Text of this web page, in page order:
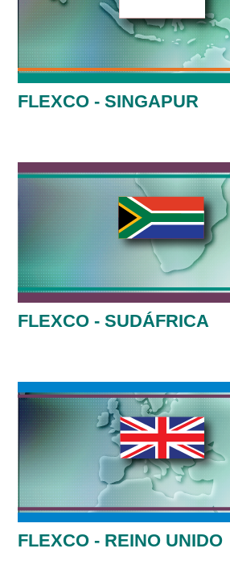
FLEXCO - SINGAPUR
FLEXCO - SUDÁFRICA
FLEXCO - REINO UNIDO